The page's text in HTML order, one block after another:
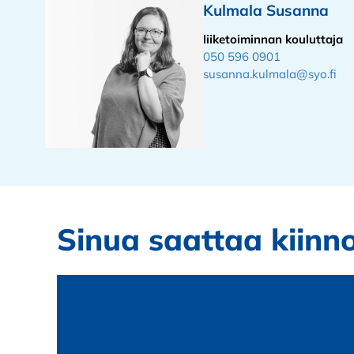
Kulmala Susanna
liiketoiminnan kouluttaja
050 596 0901
susanna.kulmala@syo.fi
Sinua saattaa